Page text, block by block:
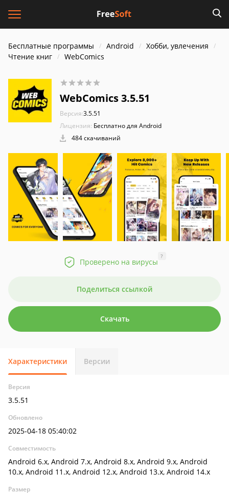
Бесплатные программы Android
Хобби, увлечения
Чтение книг
WebComics
WebComics 3.5.51
Версия:3.5.51
Лицензия: Бесплатно для Android
484 скачиваний
Проверено на вирусы
?
Поделиться ссылкой
Скачать
Характеристики Версии
Версия
3.5.51
Обновлено
2025-04-18 05:40:02
Совместимость
Android 6.x, Android 7.x, Android 8.x, Android 9.x, Android
10.x, Android 11.x, Android 12.x, Android 13.x, Android 14.x
Размер